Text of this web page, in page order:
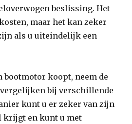
beslissing. Het
maar het kan zeker
als u uiteindelijk een
bootmotor koopt, neem de
bij verschillende
kunt u er zeker van zijn
krijgt en kunt u met